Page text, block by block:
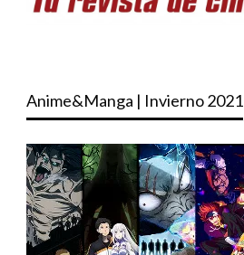
Anime&Manga | Invierno 2021